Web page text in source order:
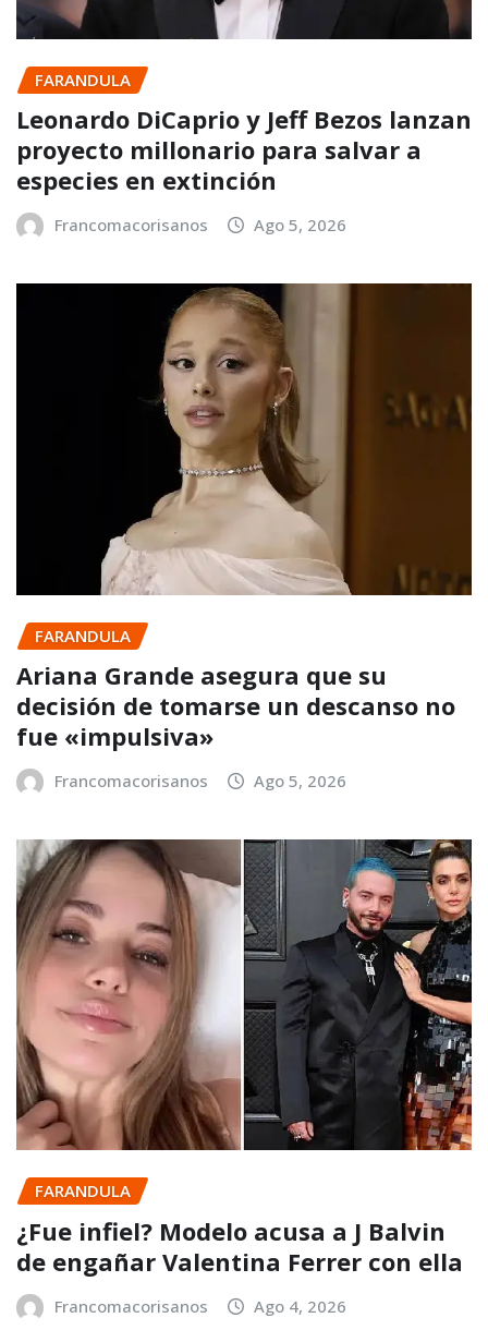
FARANDULA
Leonardo DiCaprio y Jeff Bezos lanzan
proyecto millonario para salvar a
especies en extinción
Francomacorisanos Ago 5, 2026
FARANDULA
Ariana Grande asegura que su
decisión de tomarse un descanso no
fue «impulsiva»
Francomacorisanos Ago 5, 2026
FARANDULA
¿Fue infiel? Modelo acusa a J Balvin
de engañar Valentina Ferrer con ella
Francomacorisanos Ago 4, 2026